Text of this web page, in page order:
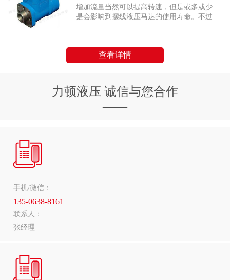
增加流量当然可以提高转速，但是或多或少
是会影响到摆线液压马达的使用寿命。不过
查看详情
力顿液压 诚信与您合作
——
手机/微信：
135-0638-8161
联系人：
张经理